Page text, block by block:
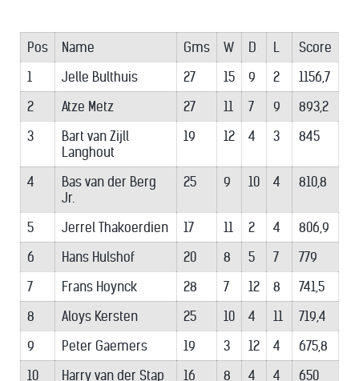
Pos Name Gms W D L
Score
1
Jelle Bulthuis 27 15 9 2
1156,7
2
Atze Metz 27 11 7 9
893,2
3
Bart van Zijll
Langhout
19 12 4 3 845
4
Bas van der Berg
Jr.
25 9 10 4 810,8
5 Jerrel Thakoerdien 17 11 2 4
806,9
6
Hans Hulshof 20 8 5 7
779
7
Frans Hoynck 28 7 12 8
741,5
8
Aloys Kersten 25 10 4 11
719,4
9
Peter Gaemers 19 3 12 4
675,8
10
Harry van der Stap
16 8 4 4 650